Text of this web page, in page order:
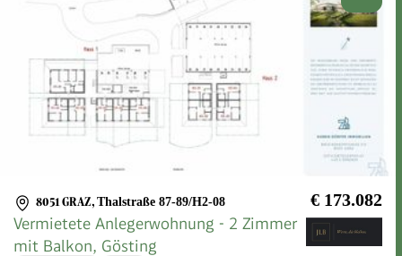
8051 GRAZ, Thalstraße 87-89/H2-08 € 173.082
Vermietete Anlegerwohnung - 2 Zimmer
mit Balkon, Gösting